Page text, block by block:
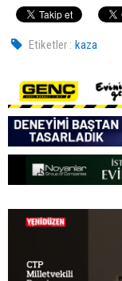
Etiketler : kaza